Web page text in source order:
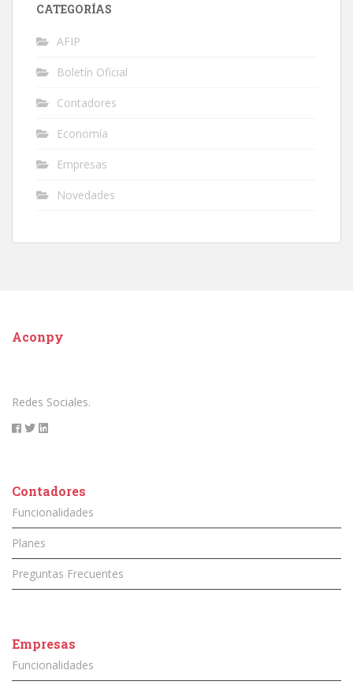
CATEGORÍAS
AFIP
Boletín Oficial
Contadores
Economía
Empresas
Novedades
Aconpy
Redes Sociales.
Contadores
Funcionalidades
Planes
Preguntas Frecuentes
Empresas
Funcionalidades